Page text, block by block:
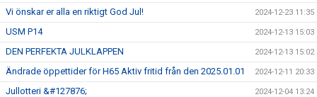
Vi önskar er alla en riktigt God Jul! 2024-12-23 11:35
USM P14 2024-12-13 15:03
DEN PERFEKTA JULKLAPPEN 2024-12-13 15:02
Ändrade öppettider för H65 Aktiv fritid från den 2025.01.01 2024-12-11 20:33
Jullotteri &#127876; 2024-12-04 13:24